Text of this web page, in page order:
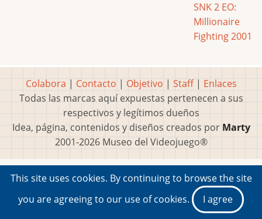
SNK 2 EO:
Millionaire
Fighting 2001
Colabora | Contacto | Objetivo | Staff| Enlaces
Todas las marcas aquí expuestas pertenecen a sus
respectivos y legítimos dueños
Idea, página, contenidos y diseños creados por Marty
2001-2026 Museo del Videojuego®
This site uses cookies. By continuing to browse the site
you are agreeing to our use of cookies.
I agree